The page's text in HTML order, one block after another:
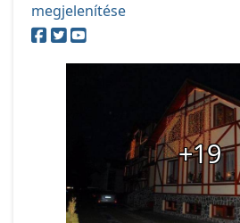
megjelenítése
+19